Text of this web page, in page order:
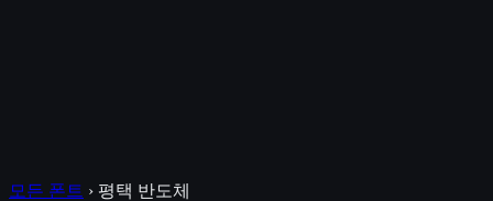
모든 폰트 › 평택 반도체